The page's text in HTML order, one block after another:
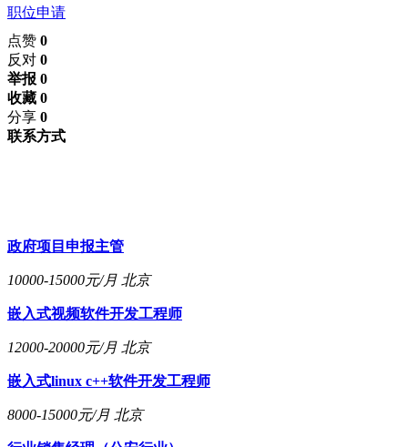
职位申请
点赞 0
反对 0
举报 0
收藏 0
分享 0
联系方式
政府项目申报主管
10000-15000元/月 北京
嵌入式视频软件开发工程师
12000-20000元/月 北京
嵌入式linux c++软件开发工程师
8000-15000元/月 北京